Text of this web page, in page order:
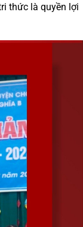
thức là quyền lợi